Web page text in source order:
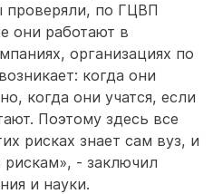
проверяли, по ГЦВП
они работают в
организациях по
когда они
когда они учатся, если
Поэтому здесь все
рисках знает сам вуз, и
- заключил
и науки.